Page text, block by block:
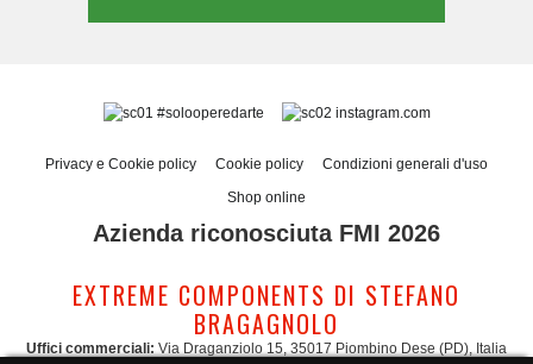
#solooperedarte instagram.com
Privacy e Cookie policy Cookie policy
Condizioni generali d'uso
Shop online
Azienda riconosciuta FMI 2026
EXTREME COMPONENTS DI STEFANO
BRAGAGNOLO
Uffici commerciali: Via Draganziolo 15, 35017 Piombino Dese (PD), Italia